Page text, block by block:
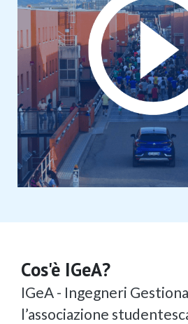
Cos'è IGeA?
IGeA - Ingegneri
l’associazione